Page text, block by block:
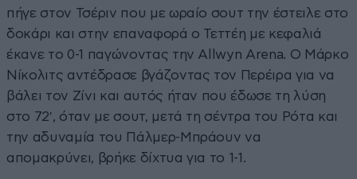
πήγε στον Τσέριν που με ωραίο σουτ την έστειλε στο
δοκάρι και στην επαναφορά ο Τεττέη με κεφαλιά
έκανε το 0-1 παγώνοντας την Allwyn Arena. Ο Μάρκο
Νίκολιτς αντέδρασε βγάζοντας τον Περέιρα για να
βάλει τον Ζίνι και αυτός ήταν που έδωσε τη λύση
στο 72′, όταν με σουτ, μετά τη σέντρα του Ρότα και
την αδυναμία του Πάλμερ-Μπράουν να
απομακρύνει, βρήκε δίχτυα για το 1-1.